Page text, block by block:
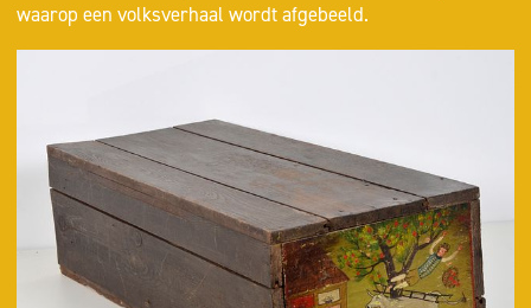
waarop een volksverhaal wordt afgebeeld.